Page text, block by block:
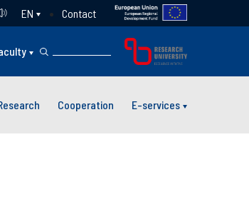
EN Contact
Cooperation E-services